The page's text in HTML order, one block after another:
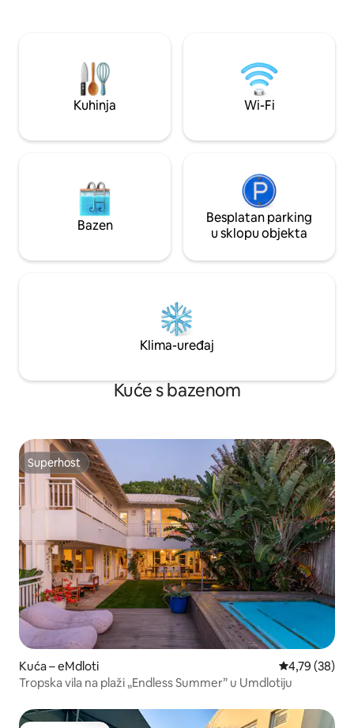
Bazen, privatna veranda na otvorenom.
Khombi vam je uvijek na raspolaganju.
Ona je naš menadžer. Prošetajte do
prirodnog rezervata Virginia Bush, a
jednom smjeru uživajte u fantastičnoj
uputite u aveniju Mackeurtan gdje ćete
pronaći još veći izbor restorana i barova.
Na tom je području dostupno mnogo
Uberovih taksija po vrlo razumnoj cijeni.
privatnosti, nećemo vas uznemiravati,
odgovaralo. Ako vam nešto treba,
slobodno je nazovite. Postoji kauč na
razvlačenje prikladan za dijete. Također,
dječji krevetić i stolica za hranjenje.
mjesecima
minuta od
King Shaka. Jojo
generator za
Kuhinja Wi-Fi
Bazen
Besplatan parking
u sklopu objekta
Klima-uređaj
Kuće s bazenom
Superhost
Superhost
Kuća – eMdloti Prosječna
4,79 (38)
Tropska vila na plaži „Endless Summer” u Umdlotiju